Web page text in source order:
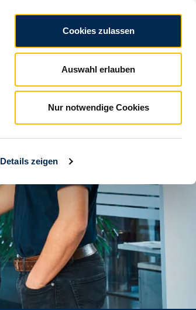
Details zeigen
Cookies zulassen
Auswahl erlauben
Nur notwendige Cookies